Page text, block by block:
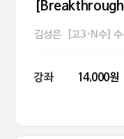
[Breakthrough
김성은 [고3·N수]
강좌 14,000원